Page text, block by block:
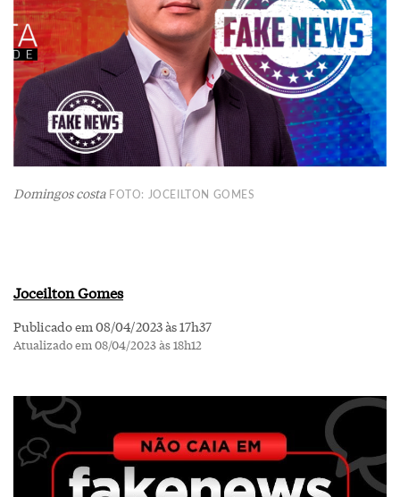
Domingos costa FOTO: JOCEILTON GOMES
Joceilton Gomes
Publicado em 08/04/2023 às 17h37
Atualizado em 08/04/2023 às 18h12